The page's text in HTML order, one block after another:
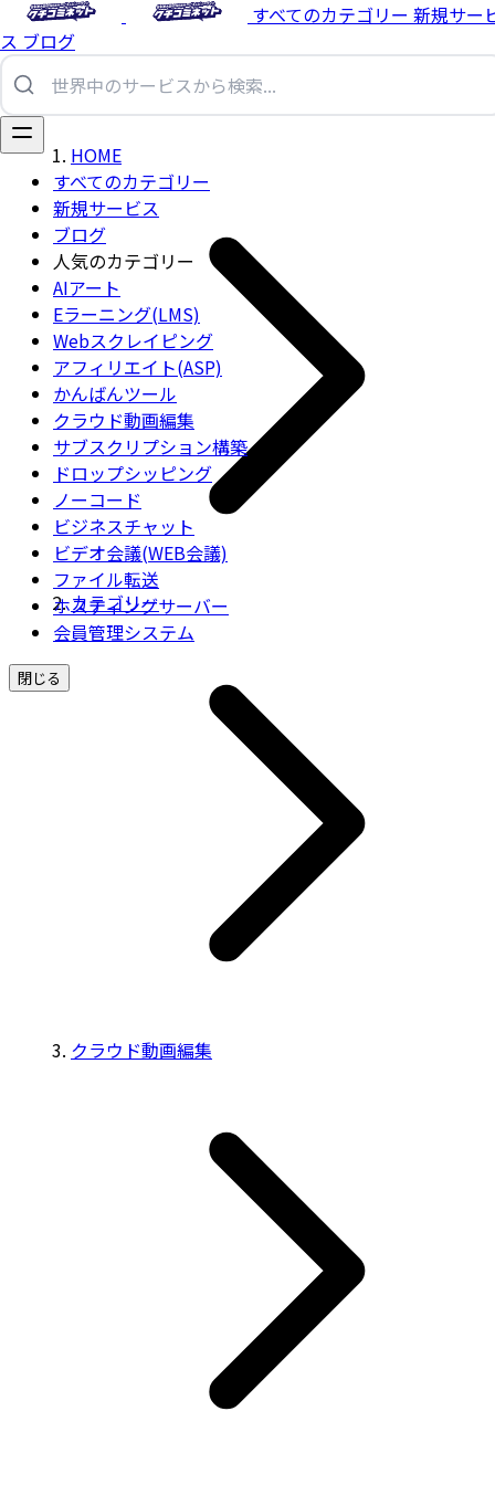
すべてのカテゴリー 新規サー
ス ブログ
すべてのカテゴリー
新規サービス
ブログ
人気のカテゴリー
AIアート
Eラーニング(LMS)
Webスクレイピング
アフィリエイト(ASP)
かんばんツール
クラウド動画編集
サブスクリプション構築
ドロップシッピング
ノーコード
ビジネスチャット
ビデオ会議(WEB会議)
ファイル転送
ホスティングサーバー
会員管理システム
閉じる
HOME
カテゴリー
クラウド動画編集